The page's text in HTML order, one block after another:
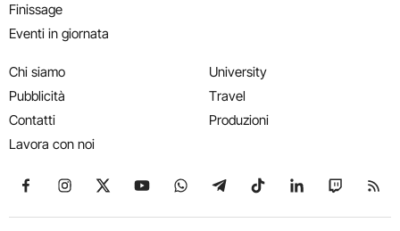
Finissage
Eventi in giornata
Chi siamo
Pubblicità
Contatti
Lavora con noi
University
Travel
Produzioni
Seguici su Facebook
Seguici su Instagram
Seguici su X
Seguici su YouTube
Seguici su WhatsApp
Seguici su Telegram
Seguici su TikTok
Seguici su
Seguici